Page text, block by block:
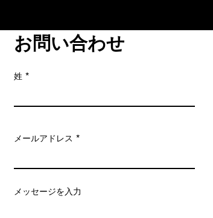
お問い合わせ
姓
メールアドレス
メッセージを入力